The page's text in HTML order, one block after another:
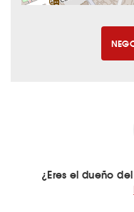
¿Eres el dueño